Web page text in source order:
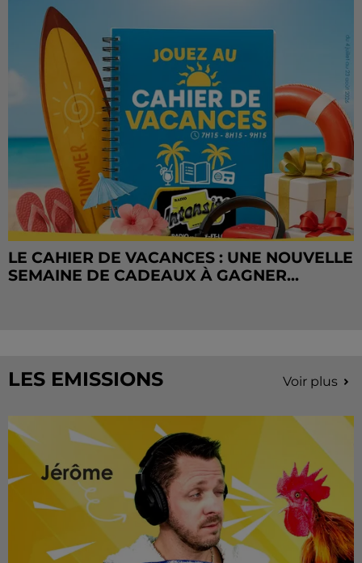
LE CAHIER DE VACANCES : UNE NOUVELLE
SEMAINE DE CADEAUX À GAGNER...
LES EMISSIONS Voir plus